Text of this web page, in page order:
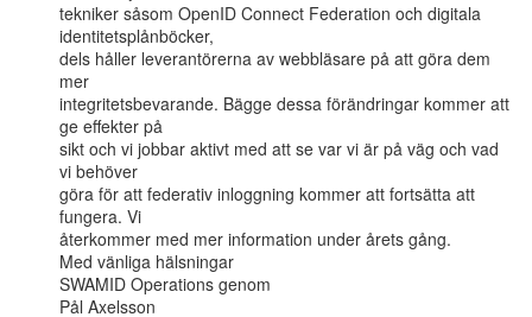
tekniker såsom OpenID Connect Federation och digitala
identitetsplånböcker,
dels håller leverantörerna av webbläsare på att göra dem
mer
integritetsbevarande. Bägge dessa förändringar kommer att
ge effekter på
sikt och vi jobbar aktivt med att se var vi är på väg och vad
vi behöver
göra för att federativ inloggning kommer att fortsätta att
fungera. Vi
återkommer med mer information under årets gång.
Med vänliga hälsningar
SWAMID Operations genom
Pål Axelsson